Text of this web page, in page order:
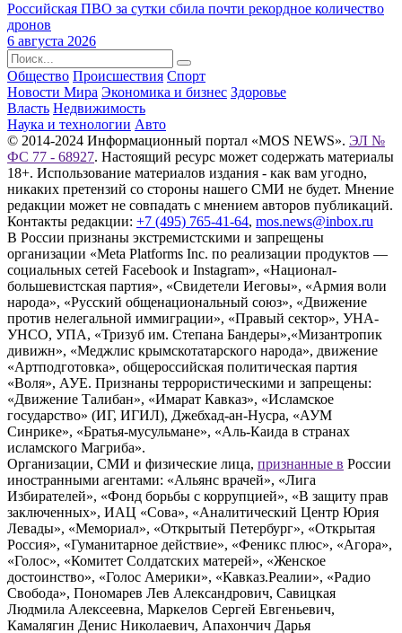
Российская ПВО за сутки сбила почти рекордное количество
дронов
6 августа 2026
Общество Происшествия Спорт
Новости Мира Экономика и бизнес Здоровье
Власть Недвижимость
Наука и технологии Авто
© 2014-2024 Информационный портал «MOS NEWS». ЭЛ №
ФС 77 - 68927. Настоящий ресурс может содержать материалы
18+. Использование материалов издания - как вам угодно,
никаких претензий со стороны нашего СМИ не будет. Мнение
редакции может не совпадать с мнением авторов публикаций.
Контакты редакции: +7 (495) 765-41-64, mos.news@inbox.ru
В России признаны экстремистскими и запрещены
организации «Meta Platforms Inc. по реализации продуктов —
социальных сетей Facebook и Instagram», «Национал-
большевистская партия», «Свидетели Иеговы», «Армия воли
народа», «Русский общенациональный союз», «Движение
против нелегальной иммиграции», «Правый сектор», УНА-
УНСО, УПА, «Тризуб им. Степана Бандеры»,«Мизантропик
дивижн», «Меджлис крымскотатарского народа», движение
«Артподготовка», общероссийская политическая партия
«Воля», АУЕ. Признаны террористическими и запрещены:
«Движение Талибан», «Имарат Кавказ», «Исламское
государство» (ИГ, ИГИЛ), Джебхад-ан-Нусра, «АУМ
Синрике», «Братья-мусульмане», «Аль-Каида в странах
исламского Магриба».
Организации, СМИ и физические лица, признанные в России
иностранными агентами: «Альянс врачей», «Лига
Избирателей», «Фонд борьбы с коррупцией», «В защиту прав
заключенных», ИАЦ «Сова», «Аналитический Центр Юрия
Левады», «Мемориал», «Открытый Петербург», «Открытая
Россия», «Гуманитарное действие», «Феникс плюс», «Агора»,
«Голос», «Комитет Солдатских матерей», «Женское
достоинство», «Голос Америки», «Кавказ.Реалии», «Радио
Свобода», Пономарев Лев Александрович, Савицкая
Людмила Алексеевна, Маркелов Сергей Евгеньевич,
Камалягин Денис Николаевич, Апахончич Дарья